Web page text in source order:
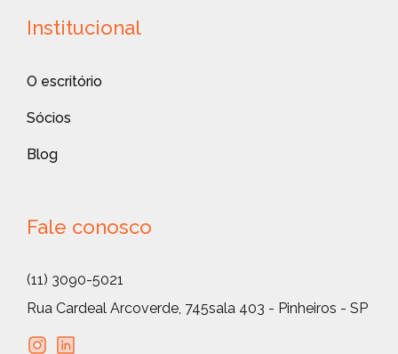
Institucional
O escritório
Sócios
Blog
Fale conosco
(11) 3090-5021
Rua Cardeal Arcoverde, 745sala 403 - Pinheiros - SP